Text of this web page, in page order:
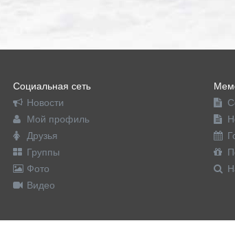
Социальная сеть
Новости
Мой профиль
Друзья
Группы
Фото
Видео